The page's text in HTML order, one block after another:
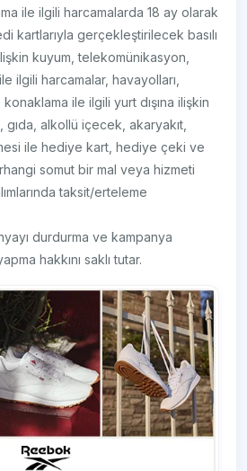
ile ilgili harcamalarda 18 ay olarak
kartlarıyla gerçekleştirilecek basılı
kuyum, telekomünikasyon,
ilgili harcamalar, havayolları,
ile ilgili yurt dışına ilişkin
alkollü içecek, akaryakıt,
ile hediye kart, hediye çeki ve
somut bir mal veya hizmeti
taksit/erteleme
durdurma ve kampanya
hakkını saklı tutar.